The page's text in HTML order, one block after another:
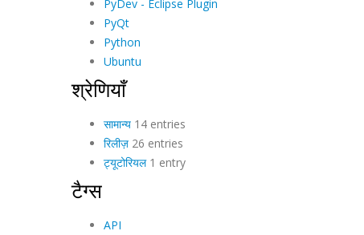
PyDev - Eclipse Plugin
PyQt
Python
Ubuntu
श्रेणियाँ
सामान्य14 entries
रिलीज़26 entries
ट्यूटोरियल1 entry
टैग्स
API